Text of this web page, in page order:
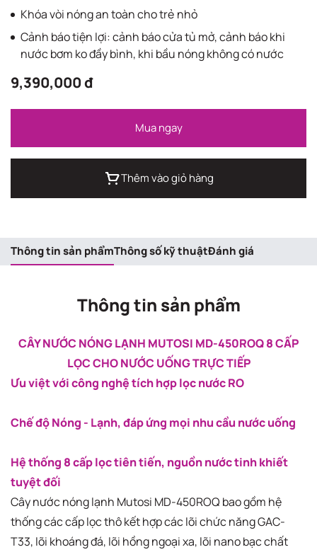
Khóa vòi nóng an toàn cho trẻ nhỏ
Cảnh báo tiện lợi: cảnh báo cửa tủ mở, cảnh báo khi
nước bơm ko đầy bình, khi bầu nóng không có nước
9,390,000 đ
Mua ngay
Thêm vào giỏ hàng
Thông tin sản phẩmThông số kỹ thuậtĐánh giá
Thông tin sản phẩm
CÂY NƯỚC NÓNG LẠNH MUTOSI MD-450ROQ 8 CẤP
LỌC CHO NƯỚC UỐNG TRỰC TIẾP
Ưu việt với công nghệ tích hợp lọc nước RO
Chế độ Nóng - Lạnh, đáp ứng mọi nhu cầu nước uống
Hệ thống 8 cấp lọc tiên tiến, nguồn nước tinh khiết
tuyệt đối
Cây nước nóng lạnh Mutosi MD-450ROQ bao gồm hệ
thống các cấp lọc thô kết hợp các lõi chức năng GAC-
T33, lõi khoáng đá, lõi hồng ngoại xa, lõi nano bạc chất